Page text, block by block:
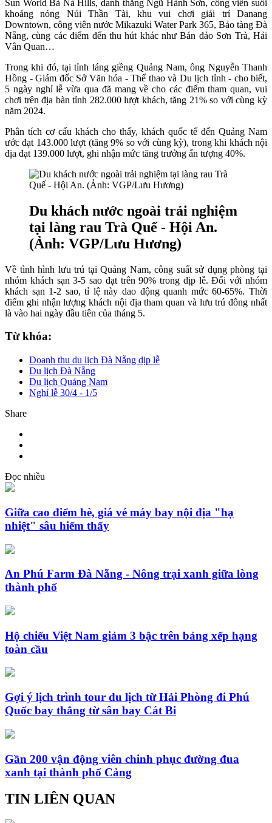
Sun World Bà Nà Hills, danh thắng Ngũ Hành Sơn, công viên suối
khoáng nóng Núi Thần Tài, khu vui chơi giải trí Danang
Downtown, công viên nước Mikazuki Water Park 365, Bảo tàng Đà
Nẵng, cùng các điểm đến thu hút khác như Bán đảo Sơn Trà, Hải
Vân Quan…
Trong khi đó, tại tỉnh láng giềng Quảng Nam, ông Nguyễn Thanh
Hồng - Giám đốc Sở Văn hóa - Thể thao và Du lịch tỉnh - cho biết,
5 ngày nghỉ lễ vừa qua đã mang về cho các điểm tham quan, vui
chơi trên địa bàn tỉnh 282.000 lượt khách, tăng 21% so với cùng kỳ
năm 2024.
Phân tích cơ cấu khách cho thấy, khách quốc tế đến Quảng Nam
ước đạt 143.000 lượt (tăng 9% so với cùng kỳ), trong khi khách nội
địa đạt 139.000 lượt, ghi nhận mức tăng trưởng ấn tượng 40%.
Du khách nước ngoài trải nghiệm
tại làng rau Trà Quế - Hội An.
(Ảnh: VGP/Lưu Hương)
Về tình hình lưu trú tại Quảng Nam, công suất sử dụng phòng tại
nhóm khách sạn 3-5 sao đạt trên 90% trong dịp lễ. Đối với nhóm
khách sạn 1-2 sao, tỉ lệ này dao động quanh mức 60-65%. Thời
điểm ghi nhận lượng khách nội địa tham quan và lưu trú đông nhất
là vào hai ngày đầu tiên của tháng 5.
Từ khóa:
Doanh thu du lịch Đà Nẵng dịp lễ
Du lịch Đà Nẵng
Du lịch Quảng Nam
Nghỉ lễ 30/4 - 1/5
Share
Đọc nhiều
Giữa cao điểm hè, giá vé máy bay nội địa "hạ
nhiệt" sâu hiếm thấy
An Phú Farm Đà Nẵng - Nông trại xanh giữa lòng
thành phố
Hộ chiếu Việt Nam giảm 3 bậc trên bảng xếp hạng
toàn cầu
Gợi ý lịch trình tour du lịch từ Hải Phòng đi Phú
Quốc bay thẳng từ sân bay Cát Bi
Gần 200 vận động viên chinh phục đường đua
xanh tại thành phố Cảng
TIN LIÊN QUAN